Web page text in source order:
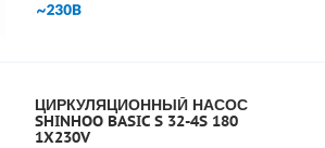
ЦИРКУЛЯЦИОННЫЙ НАСОС
SHINHOO BASIC S 32-4S 180
1X230V